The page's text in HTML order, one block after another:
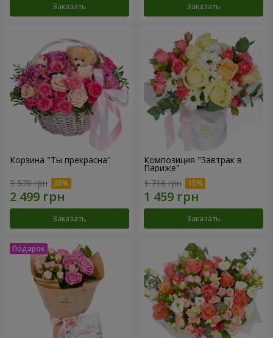
Заказать Заказать
Корзина "Ты прекрасна"
3 570 грн
Заказать
Композиция "Завтрак в
Париже"
1 716 грн
Заказать